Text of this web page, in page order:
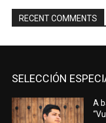
RECENT COMMENTS
SELECCIÓN
A